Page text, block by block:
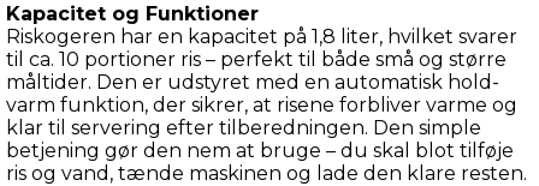
Kapacitet og Funktioner
Riskogeren har en kapacitet på 1,8 liter, hvilket svarer
til ca. 10 portioner ris – perfekt til både små og større
måltider. Den er udstyret med en automatisk hold-
varm funktion, der sikrer, at risene forbliver varme og
klar til servering efter tilberedningen. Den simple
betjening gør den nem at bruge – du skal blot tilføje
ris og vand, tænde maskinen og lade den klare resten.